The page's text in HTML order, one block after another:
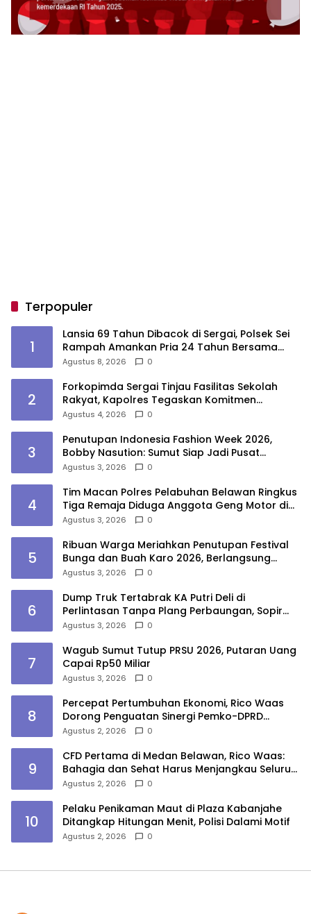
Terpopuler
1
Lansia 69 Tahun Dibacok di Sergai, Polsek Sei
Rampah Amankan Pria 24 Tahun Bersama
Parang
Agustus 8, 2026 0
2
Forkopimda Sergai Tinjau Fasilitas Sekolah
Rakyat, Kapolres Tegaskan Komitmen
Ciptakan Lingkungan Belajar Aman dan
Agustus 4, 2026 0
3
Penutupan Indonesia Fashion Week 2026,
Bobby Nasution: Sumut Siap Jadi Pusat
Fashion Indonesia Lewat Wastra
Agustus 3, 2026 0
4
Tim Macan Polres Pelabuhan Belawan Ringkus
Tiga Remaja Diduga Anggota Geng Motor di
Marelan
Agustus 3, 2026 0
5
Ribuan Warga Meriahkan Penutupan Festival
Bunga dan Buah Karo 2026, Berlangsung
Aman di Bawah Pengamanan Gabungan
Agustus 3, 2026 0
6
Dump Truk Tertabrak KA Putri Deli di
Perlintasan Tanpa Plang Perbaungan, Sopir
Tewas
Agustus 3, 2026 0
7
Wagub Sumut Tutup PRSU 2026, Putaran Uang
Capai Rp50 Miliar
Agustus 3, 2026 0
8
Percepat Pertumbuhan Ekonomi, Rico Waas
Dorong Penguatan Sinergi Pemko-DPRD
Medan
Agustus 2, 2026 0
9
CFD Pertama di Medan Belawan, Rico Waas:
Bahagia dan Sehat Harus Menjangkau Seluruh
Sudut Kota Medan
Agustus 2, 2026 0
10
Pelaku Penikaman Maut di Plaza Kabanjahe
Ditangkap Hitungan Menit, Polisi Dalami Motif
Agustus 2, 2026 0